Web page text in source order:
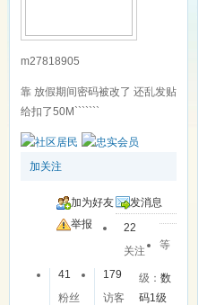
m27818905
靠 放假期间密码被改了 还乱发贴
给扣了50M```````
加关注
加为好友
发消息
举报
22
关注
41
粉丝
179
访客
等
级：数
码1级